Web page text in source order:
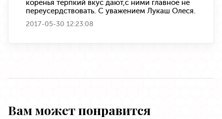
коренья терпкий вкус дают,с ними главное не
переусердствовать. С уважением Лукаш Олеся.
2017-05-30 12:23:08
Вам может понравится